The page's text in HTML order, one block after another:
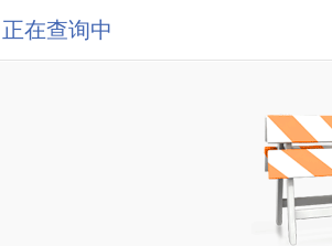
正在查询中